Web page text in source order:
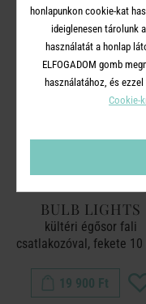
BULB LIGHTS
kültéri égősor fali
csatlakozóval, fekete 10
19 900 Ft
honlapunkon cookie-kat
ideiglenesen tárolunk
használatát a honlap
ELFOGADOM gomb
használatához, és
Cookie-